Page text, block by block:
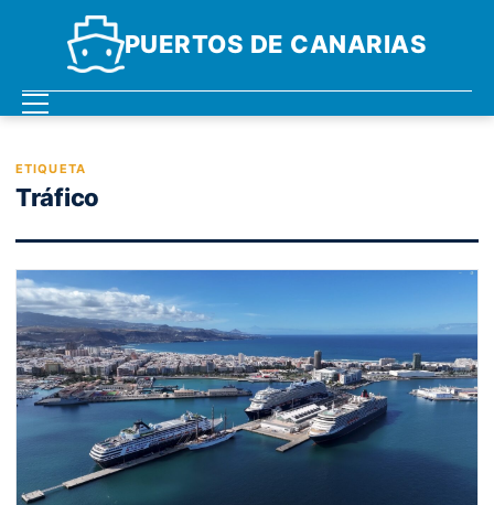
PUERTOS DE CANARIAS
ETIQUETA
Tráfico